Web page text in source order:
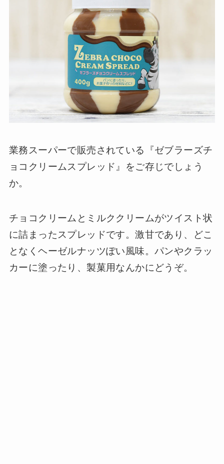
業務スーパーで販売されている『ゼブラーズチ
ョコクリームスプレッド』をご存じでしょう
か。
チョコクリームとミルククリームがツイスト状
に詰まったスプレッドです。激甘であり、どこ
となくヘーゼルナッツぽい風味。パンやクラッ
カーに塗ったり、製菓用なんかにどうぞ。